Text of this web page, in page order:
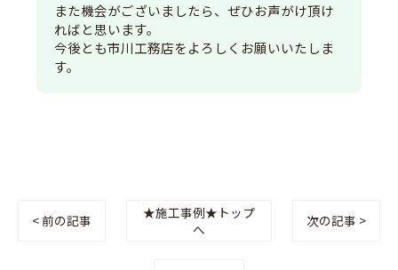
また機会がございましたら、ぜひお声がけ頂け
ればと思います。
今後とも市川工務店をよろしくお願いいたしま
す。
< 前の記事
★施工事例★トップ
へ
次の記事 >